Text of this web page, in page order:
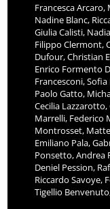
Francesca
Nadine Blanc,
Giulia Calisti,
Filippo Clermont,
Dufour, Christian
Enrico Formento
Francesconi,
Paolo Gatto,
Cecilia
Marrelli, Federico
Montrosset,
Emiliano Pala,
Ponsetto,
Deniel Pession,
Riccardo Savoye,
Tigellio